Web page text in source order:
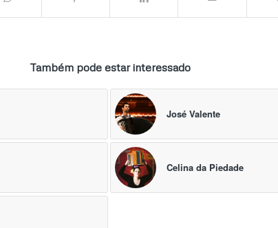
Também pode estar interessado
José Valente
Celina da Piedade